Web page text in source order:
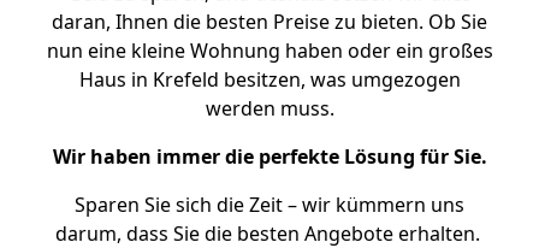
daran, Ihnen die besten Preise zu bieten. Ob Sie
nun eine kleine Wohnung haben oder ein großes
Haus in Krefeld besitzen, was umgezogen
werden muss.
Wir haben immer die perfekte Lösung für Sie.
Sparen Sie sich die Zeit – wir kümmern uns
darum, dass Sie die besten Angebote erhalten.